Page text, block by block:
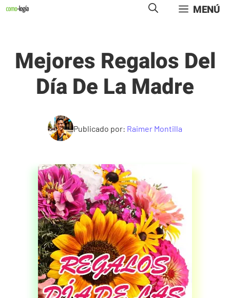
Saltar
MENÚ
Mejores Regalos Del
Día De La Madre
Publicado por: Raimer Montilla